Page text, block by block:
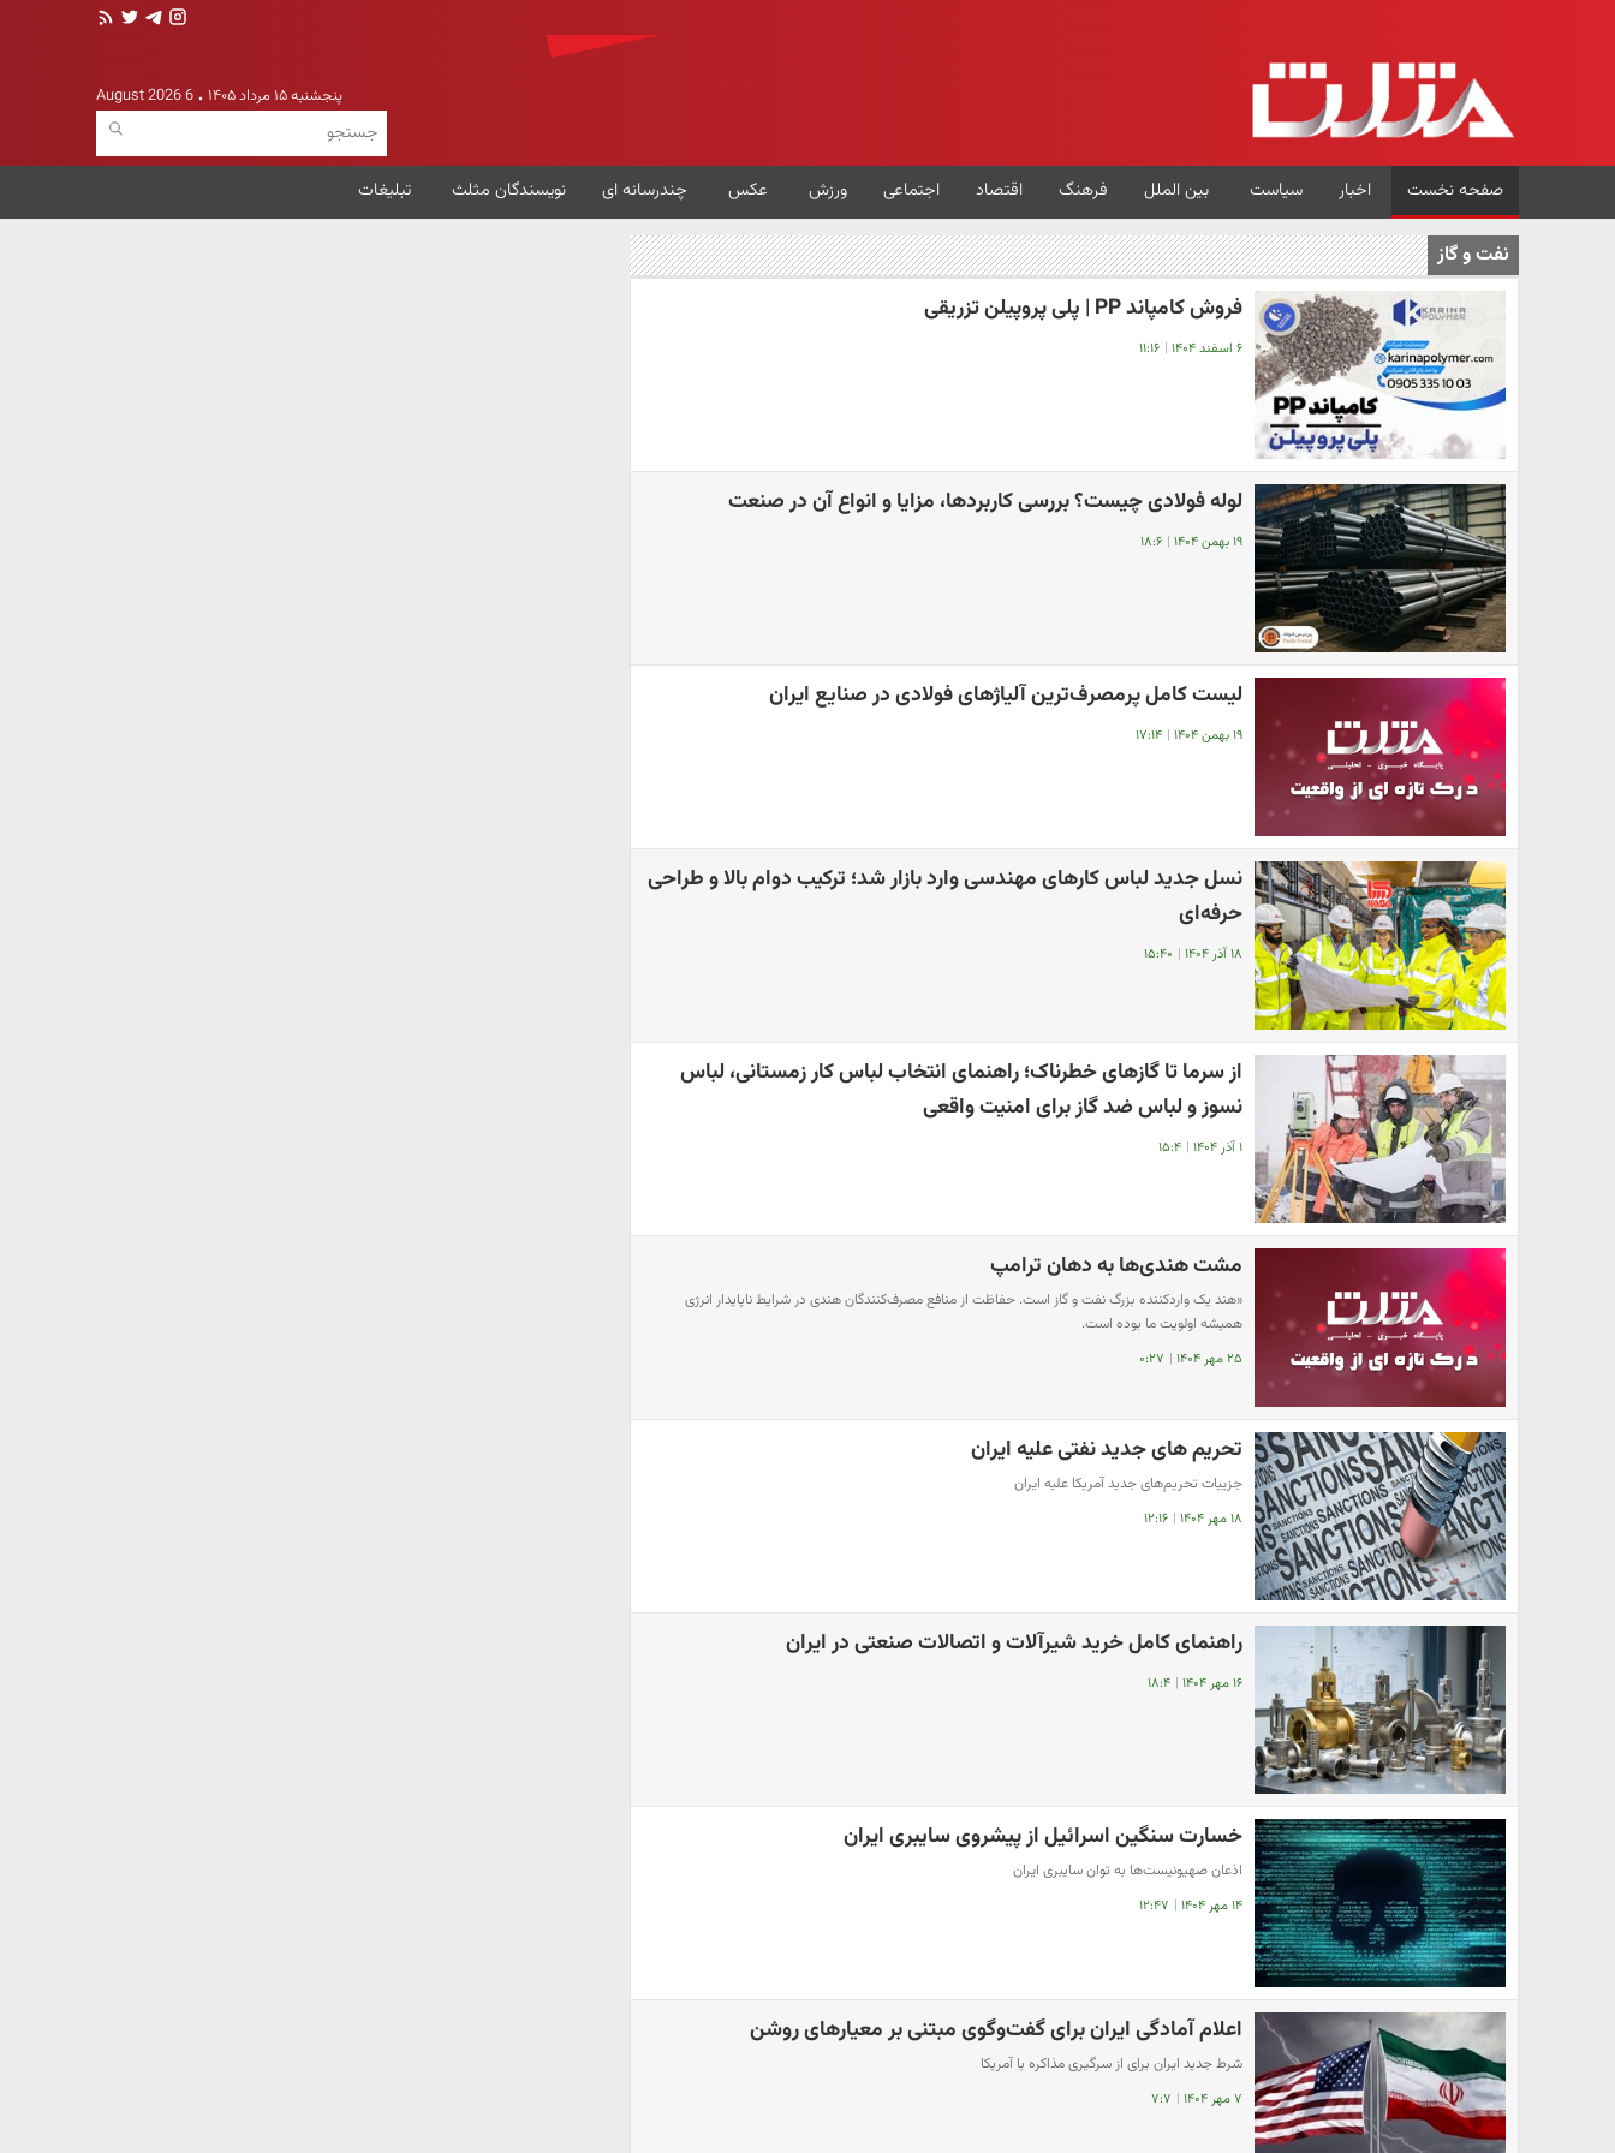
پنجشنبه ۱۵ مرداد ۱۴۰۵ 6 August 2026
صفحه نخست اخبار سیاست بین الملل فرهنگ اقتصاد اجتماعی ورزش عکس چندرسانه ای نویسندگان مثلث تبلیغات
نفت و گاز
فروش کامپاند PP | پلی پروپیلن تزریقی
۶ اسفند ۱۴۰۴ | ۱۱:۱۶
لوله فولادی چیست؟ بررسی کاربردها، مزایا و انواع آن در صنعت
۱۹ بهمن ۱۴۰۴ | ۱۸:۶
لیست کامل پرمصرف‌ترین آلیاژهای فولادی در صنایع ایران
۱۹ بهمن ۱۴۰۴ | ۱۷:۱۴
نسل جدید لباس کارهای مهندسی وارد بازار شد؛ ترکیب دوام بالا و طراحی
حرفه‌ای
۱۸ آذر ۱۴۰۴ | ۱۵:۴۰
از سرما تا گازهای خطرناک؛ راهنمای انتخاب لباس کار زمستانی، لباس
نسوز و لباس ضد گاز برای امنیت واقعی
۱ آذر ۱۴۰۴ | ۱۵:۴
مشت هندی‌ها به دهان ترامپ
«هند یک واردکننده بزرگ نفت و گاز است. حفاظت از منافع مصرف‌کنندگان هندی در شرایط ناپایدار انرژی
همیشه اولویت ما بوده است.
۲۵ مهر ۱۴۰۴ | ۰:۲۷
تحریم های جدید نفتی علیه ایران
جزییات تحریم‌های جدید آمریکا علیه ایران
۱۸ مهر ۱۴۰۴ | ۱۲:۱۶
راهنمای کامل خرید شیرآلات و اتصالات صنعتی در ایران
۱۶ مهر ۱۴۰۴ | ۱۸:۴
خسارت سنگین اسرائیل از پیشروی سایبری ایران
اذعان صهیونیست‌ها به توان سایبری ایران
۱۴ مهر ۱۴۰۴ | ۱۲:۴۷
اعلام آمادگی ایران برای گفت‌وگوی مبتنی بر معیارهای روشن
شرط جدید ایران برای از سرگیری مذاکره با آمریکا
۷ مهر ۱۴۰۴ | ۷:۷